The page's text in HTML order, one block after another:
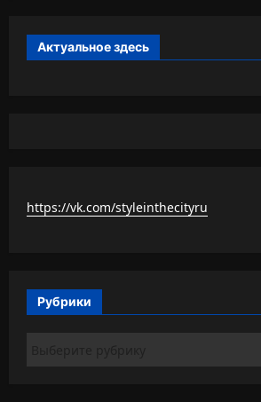
Актуальное здесь
https://vk.com/styleinthecityru
Рубрики